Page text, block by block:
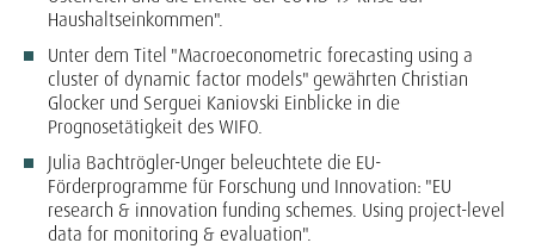
Haushaltseinkommen".
Unter dem Titel "Macroeconometric forecasting using a
cluster of dynamic factor models" gewährten Christian
Glocker und Serguei Kaniovski Einblicke in die
Prognosetätigkeit des WIFO.
Julia Bachtrögler-Unger beleuchtete die EU-
Förderprogramme für Forschung und Innovation: "EU
research & innovation funding schemes. Using project-level
data for monitoring & evaluation".